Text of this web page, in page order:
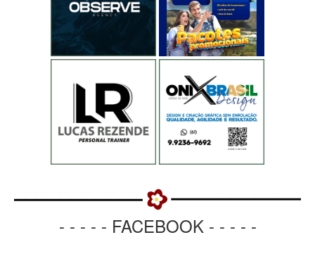
- - - - - FACEBOOK - - - - -